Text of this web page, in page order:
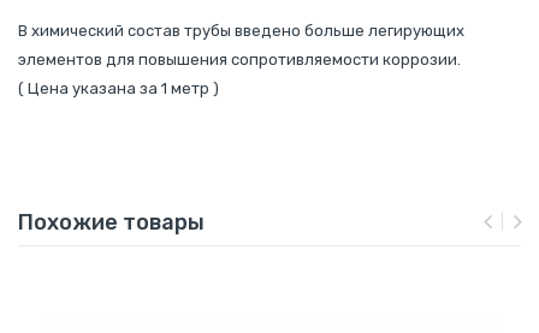
В химический состав трубы введено больше легирующих
элементов для повышения сопротивляемости коррозии.
( Цена указана за 1 метр )
Похожие товары